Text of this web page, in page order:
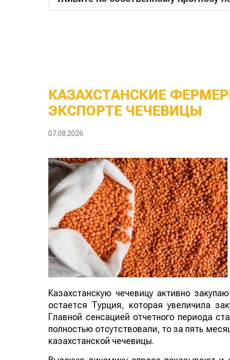
КАЗАХСТАНСКИЕ
ЭКСПОРТЕ ЧЕЧЕВИЦЫ
07.08.2026
Казахстанскую чечевицу активно
остается Турция, которая увеличила
Главной сенсацией отчетного периода
полностью отсутствовали, то за пять
казахстанской чечевицы.